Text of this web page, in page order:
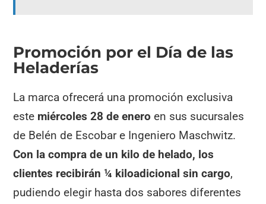
Promoción por el Día de las
Heladerías
La marca ofrecerá una promoción exclusiva
este miércoles 28 de enero en sus sucursales
de Belén de Escobar e Ingeniero Maschwitz.
Con la compra de un kilo de helado, los
clientes recibirán ¼ kiloadicional sin cargo,
pudiendo elegir hasta dos sabores diferentes